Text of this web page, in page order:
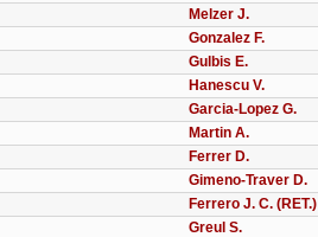
Melzer J.
Gonzalez F.
Gulbis E.
Hanescu V.
Garcia-Lopez G.
Martin A.
Ferrer D.
Gimeno-Traver D.
Ferrero J. C. (RET.)
Greul S.